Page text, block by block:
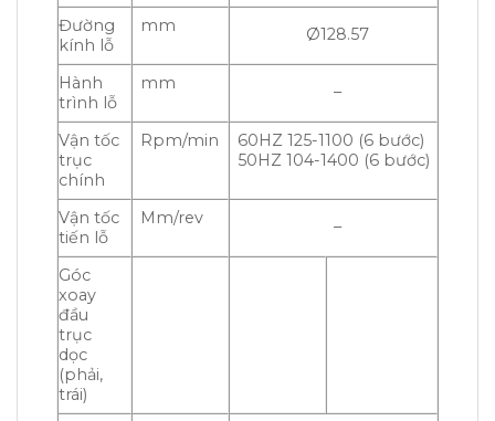
Đường
kính lỗ
mm Ø128.57
Hành
trình lỗ
mm –
Vận tốc
trục
chính
Rpm/min
60HZ 125-1100 (6 bước)
50HZ 104-1400 (6 bước)
Vận tốc
tiến lỗ
Mm/rev –
Góc
xoay
đầu
trục
dọc
(phải,
trái)